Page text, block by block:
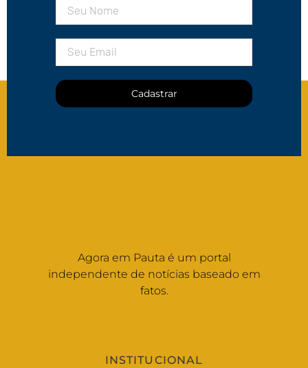
Cadastrar
Agora em Pauta é um portal
independente de notícias baseado em
fatos.
INSTITUCIONAL